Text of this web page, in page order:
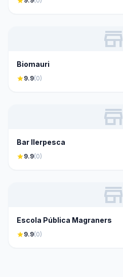
store
Biomauri
star9.9(0)
store
Bar Ilerpesca
star9.9(0)
store
Escola Pública Magraners
star9.9(0)